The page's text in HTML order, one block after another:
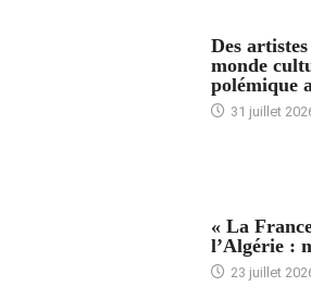
Des
monde
polémique
31 juillet
« La
l’Algérie :
23 juillet